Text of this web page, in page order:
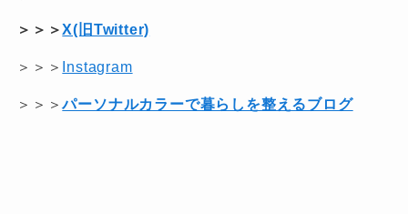
＞＞＞X(旧Twitter)
＞＞＞ Instagram
＞＞＞パーソナルカラーで暮らしを整えるブログ